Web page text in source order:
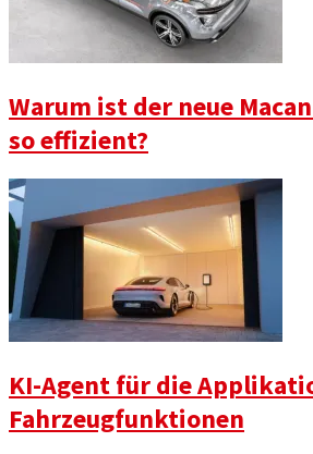
Warum ist der neue
so effizient?
KI-Agent für die
Fahrzeugfunktionen